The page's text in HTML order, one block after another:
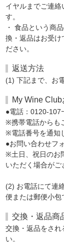
イヤルまでご連絡
す。
・ 食品という商
換・返品はお受け
ださい。
返送方法
(1) 下記まで、お
My Wine
●電話：0120-
※携帯電話からも
※電話番号を通知
●お問い合わせフ
※土日、祝日のお
いただく場合がご
(2) お電話にて連
便または郵便小包
交換・返品商
交換・返品をされ
い。